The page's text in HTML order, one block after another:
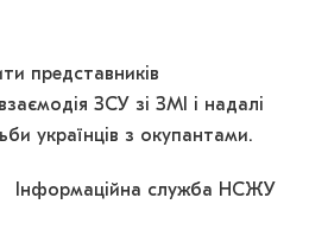
представників
ЗСУ зі ЗМІ і надалі
українців з окупантами.
Інформаційна служба НСЖУ